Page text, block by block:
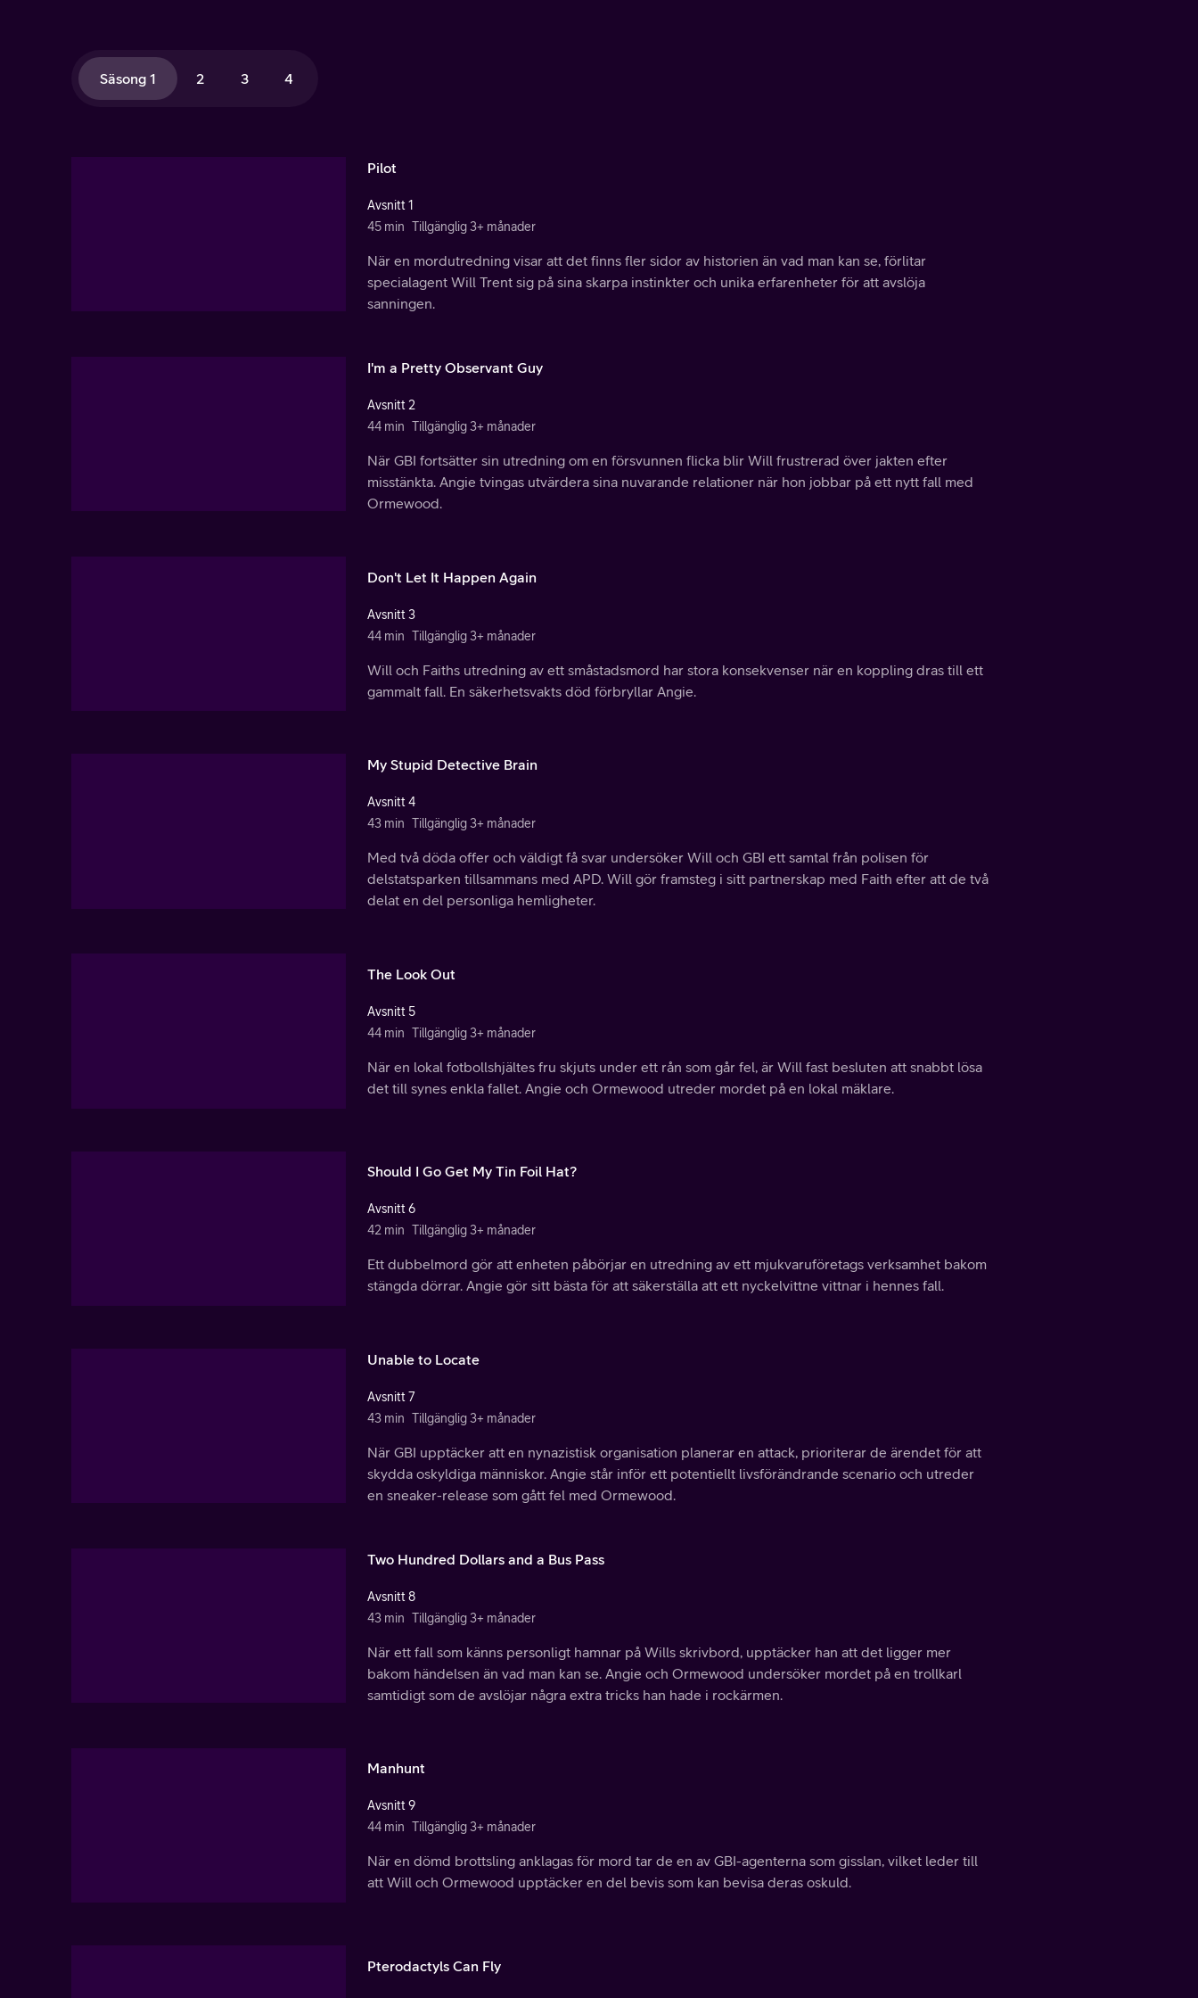
Säsong 1 2 3 4
Pilot
Avsnitt 1
45 min Tillgänglig 3+ månader
När en mordutredning visar att det finns fler sidor av historien än vad man kan se, förlitar
specialagent Will Trent sig på sina skarpa instinkter och unika erfarenheter för att avslöja
sanningen.
I'm a Pretty Observant Guy
Avsnitt 2
44 min Tillgänglig 3+ månader
När GBI fortsätter sin utredning om en försvunnen flicka blir Will frustrerad över jakten efter
misstänkta. Angie tvingas utvärdera sina nuvarande relationer när hon jobbar på ett nytt fall med
Ormewood.
Don't Let It Happen Again
Avsnitt 3
44 min Tillgänglig 3+ månader
Will och Faiths utredning av ett småstadsmord har stora konsekvenser när en koppling dras till ett
gammalt fall. En säkerhetsvakts död förbryllar Angie.
My Stupid Detective Brain
Avsnitt 4
43 min Tillgänglig 3+ månader
Med två döda offer och väldigt få svar undersöker Will och GBI ett samtal från polisen för
delstatsparken tillsammans med APD. Will gör framsteg i sitt partnerskap med Faith efter att de två
delat en del personliga hemligheter.
The Look Out
Avsnitt 5
44 min Tillgänglig 3+ månader
När en lokal fotbollshjältes fru skjuts under ett rån som går fel, är Will fast besluten att snabbt lösa
det till synes enkla fallet. Angie och Ormewood utreder mordet på en lokal mäklare.
Should I Go Get My Tin Foil Hat?
Avsnitt 6
42 min Tillgänglig 3+ månader
Ett dubbelmord gör att enheten påbörjar en utredning av ett mjukvaruföretags verksamhet bakom
stängda dörrar. Angie gör sitt bästa för att säkerställa att ett nyckelvittne vittnar i hennes fall.
Unable to Locate
Avsnitt 7
43 min Tillgänglig 3+ månader
När GBI upptäcker att en nynazistisk organisation planerar en attack, prioriterar de ärendet för att
skydda oskyldiga människor. Angie står inför ett potentiellt livsförändrande scenario och utreder
en sneaker-release som gått fel med Ormewood.
Two Hundred Dollars and a Bus Pass
Avsnitt 8
43 min Tillgänglig 3+ månader
När ett fall som känns personligt hamnar på Wills skrivbord, upptäcker han att det ligger mer
bakom händelsen än vad man kan se. Angie och Ormewood undersöker mordet på en trollkarl
samtidigt som de avslöjar några extra tricks han hade i rockärmen.
Manhunt
Avsnitt 9
44 min Tillgänglig 3+ månader
När en dömd brottsling anklagas för mord tar de en av GBI-agenterna som gisslan, vilket leder till
att Will och Ormewood upptäcker en del bevis som kan bevisa deras oskuld.
Pterodactyls Can Fly